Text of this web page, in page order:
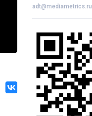
adt@mediametrics.ru